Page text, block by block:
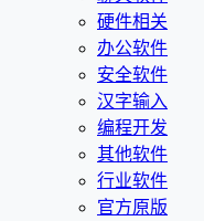
硬件相关
办公软件
安全软件
汉字输入
编程开发
其他软件
行业软件
官方原版